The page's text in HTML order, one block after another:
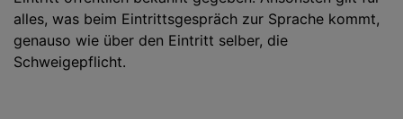
alles, was beim Eintrittsgespräch zur Sprache kommt,
genauso wie über den Eintritt selber, die
Schweigepflicht.